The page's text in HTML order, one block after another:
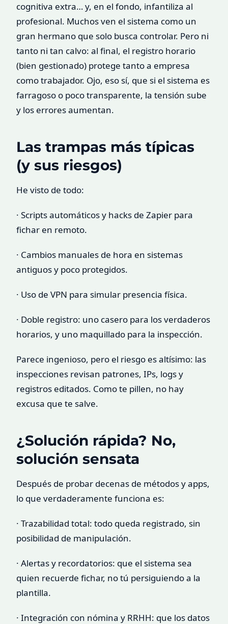
cognitiva extra… y, en el fondo, infantiliza al
profesional. Muchos ven el sistema como un
gran hermano que solo busca controlar. Pero ni
tanto ni tan calvo: al final, el registro horario
(bien gestionado) protege tanto a empresa
como trabajador. Ojo, eso sí, que si el sistema es
farragoso o poco transparente, la tensión sube
y los errores aumentan.
Las trampas más típicas
(y sus riesgos)
He visto de todo:
· Scripts automáticos y hacks de Zapier para
fichar en remoto.
· Cambios manuales de hora en sistemas
antiguos y poco protegidos.
· Uso de VPN para simular presencia física.
· Doble registro: uno casero para los verdaderos
horarios, y uno maquillado para la inspección.
Parece ingenioso, pero el riesgo es altísimo: las
inspecciones revisan patrones, IPs, logs y
registros editados. Como te pillen, no hay
excusa que te salve.
¿Solución rápida? No,
solución sensata
Después de probar decenas de métodos y apps,
lo que verdaderamente funciona es:
· Trazabilidad total: todo queda registrado, sin
posibilidad de manipulación.
· Alertas y recordatorios: que el sistema sea
quien recuerde fichar, no tú persiguiendo a la
plantilla.
· Integración con nómina y RRHH: que los datos